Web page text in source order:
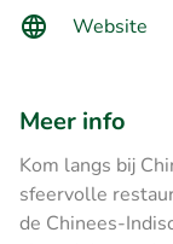
Website
Meer info
Kom langs bij
sfeervolle
de Chinees-